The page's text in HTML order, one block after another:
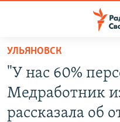
упрощенного
доступа
Вернуться
основному
ПРОГРАММЫ
ПОДКАСТЫ
АВТОРСКИЕ ПРОЕКТЫ
УЛЬЯНОВСК
"У нас 60%
Медработник
рассказала об